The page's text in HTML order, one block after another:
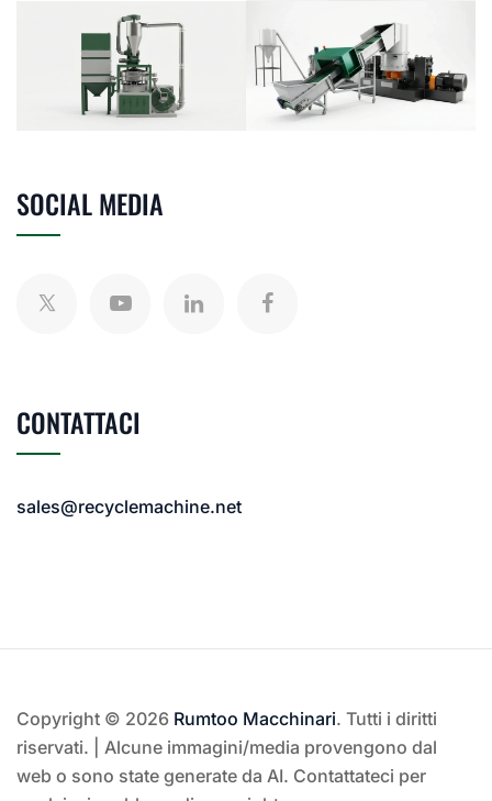
SOCIAL MEDIA
CONTATTACI
sales@recyclemachine.net
Copyright © 2026 Rumtoo Macchinari. Tutti i diritti
riservati. | Alcune immagini/media provengono dal
web o sono state generate da AI. Contattateci per